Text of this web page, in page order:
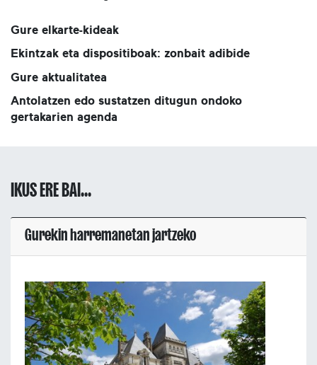
Gure elkarte-kideak
Ekintzak eta dispositiboak: zonbait adibide
Gure aktualitatea
Antolatzen edo sustatzen ditugun ondoko
gertakarien agenda
IKUS ERE BAI...
Gurekin harremanetan jartzeko